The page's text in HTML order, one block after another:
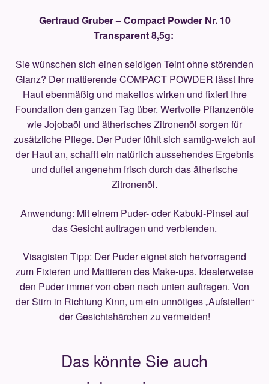
Gertraud Gruber – Compact Powder Nr. 10
Transparent 8,5g:
Sie wünschen sich einen seidigen Teint ohne störenden
Glanz? Der mattierende COMPACT POWDER lässt Ihre
Haut ebenmäßig und makellos wirken und fixiert Ihre
Foundation den ganzen Tag über. Wertvolle Pflanzenöle
wie Jojobaöl und ätherisches Zitronenöl sorgen für
zusätzliche Pflege. Der Puder fühlt sich samtig-weich auf
der Haut an, schafft ein natürlich aussehendes Ergebnis
und duftet angenehm frisch durch das ätherische
Zitronenöl.
Anwendung: Mit einem Puder- oder Kabuki-Pinsel auf
das Gesicht auftragen und verblenden.
Visagisten Tipp: Der Puder eignet sich hervorragend
zum Fixieren und Mattieren des Make-ups. Idealerweise
den Puder immer von oben nach unten auftragen. Von
der Stirn in Richtung Kinn, um ein unnötiges „Aufstellen“
der Gesichtshärchen zu vermeiden!